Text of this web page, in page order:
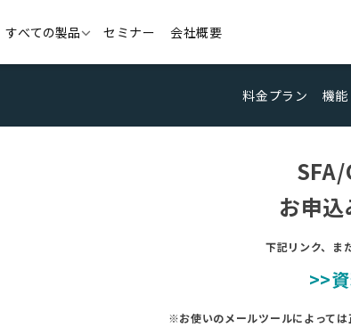
すべての製品 セミナー 会社概要
料金プラン 機能
お申
下記リンク、ま
>>
※お使いのメールツールによっては